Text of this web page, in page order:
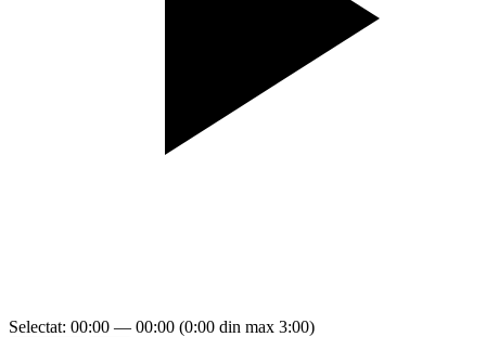
Selectat: 00:00 — 00:00 (0:00 din max 3:00)